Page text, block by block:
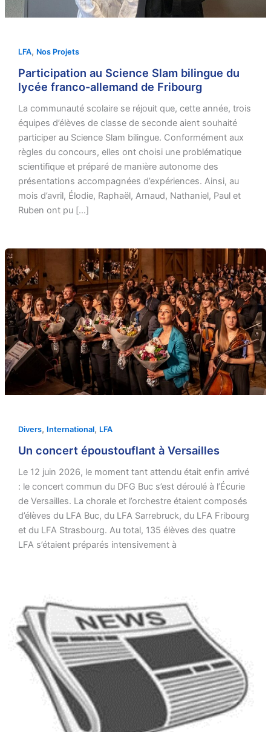
LFA, Nos Projets
Participation au Science Slam bilingue du
lycée franco-allemand de Fribourg
La communauté scolaire se réjouit que, cette année, trois
équipes d’élèves de classe de seconde aient souhaité
participer au Science Slam bilingue. Conformément aux
règles du concours, elles ont choisi une problématique
scientifique et préparé de manière autonome des
présentations accompagnées d’expériences. Ainsi, au
mois d’avril, Élodie, Raphaël, Arnaud, Nathaniel, Paul et
Ruben ont pu […]
Divers, International, LFA
Un concert époustouflant à Versailles
Le 12 juin 2026, le moment tant attendu était enfin arrivé
: le concert commun du DFG Buc s’est déroulé à l’Écurie
de Versailles. La chorale et l’orchestre étaient composés
d’élèves du LFA Buc, du LFA Sarrebruck, du LFA Fribourg
et du LFA Strasbourg. Au total, 135 élèves des quatre
LFA s’étaient préparés intensivement à